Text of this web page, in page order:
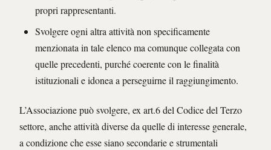
propri rappresentanti.
Svolgere ogni altra attività non specificamente
menzionata in tale elenco ma comunque collegata con
quelle precedenti, purché coerente con le finalità
istituzionali e idonea a perseguirne il raggiungimento.
L’Associazione può svolgere, ex art.6 del Codice del Terzo
settore, anche attività diverse da quelle di interesse generale,
a condizione che esse siano secondarie e strumentali